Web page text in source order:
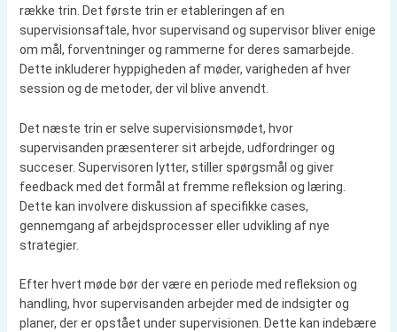
række trin. Det første trin er etableringen af en
supervisionsaftale, hvor supervisand og supervisor bliver enige
om mål, forventninger og rammerne for deres samarbejde.
Dette inkluderer hyppigheden af møder, varigheden af hver
session og de metoder, der vil blive anvendt.
Det næste trin er selve supervisionsmødet, hvor
supervisanden præsenterer sit arbejde, udfordringer og
succeser. Supervisoren lytter, stiller spørgsmål og giver
feedback med det formål at fremme refleksion og læring.
Dette kan involvere diskussion af specifikke cases,
gennemgang af arbejdsprocesser eller udvikling af nye
strategier.
Efter hvert møde bør der være en periode med refleksion og
handling, hvor supervisanden arbejder med de indsigter og
planer, der er opstået under supervisionen. Dette kan indebære